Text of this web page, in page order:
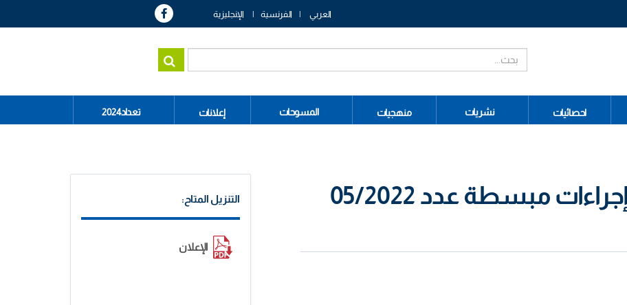
العربي الفرنسية الإنجليزية
احصائيات نشريات منهجيات المسوحات إعلانات تعداد2024
مبسطة عدد 05/2022 التنزيل المتاح:
الإعلان